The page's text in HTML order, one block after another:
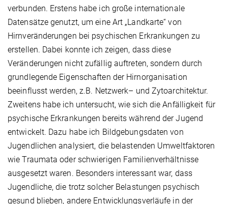
verbunden. Erstens habe ich große internationale
Datensätze genutzt, um eine Art „Landkarte“ von
Hirnveränderungen bei psychischen Erkrankungen zu
erstellen. Dabei konnte ich zeigen, dass diese
Veränderungen nicht zufällig auftreten, sondern durch
grundlegende Eigenschaften der Hirnorganisation
beeinflusst werden, z.B. Netzwerk– und Zytoarchitektur.
Zweitens habe ich untersucht, wie sich die Anfälligkeit für
psychische Erkrankungen bereits während der Jugend
entwickelt. Dazu habe ich Bildgebungsdaten von
Jugendlichen analysiert, die belastenden Umweltfaktoren
wie Traumata oder schwierigen Familienverhältnisse
ausgesetzt waren. Besonders interessant war, dass
Jugendliche, die trotz solcher Belastungen psychisch
gesund blieben, andere Entwicklungsverläufe in der